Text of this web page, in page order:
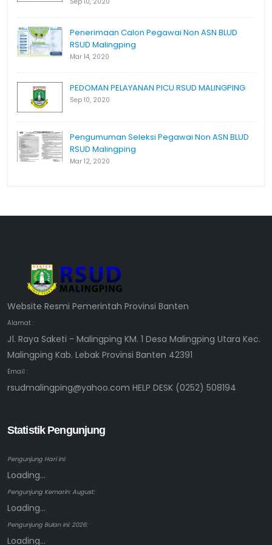
Penerimaan Calon Pegawai Non ASN BLUD
RSUD Malingping
Mar 14, 2020
PEDOMAN PELAYANAN PICU RSUD MALINGPING
Sep 10, 2020
Pengumuman Seleksi Pegawai Non ASN BLUD
RSUD Malingping
Mar 12, 2020
Website Resmi Pemerintah Provinsi Banten
Alamat :
Jl. Raya Saketi - Malingping KM. 1 Desa Malingping Utara Kec.
Malingping Kab. Lebak Provinsi Banten 42391
Email :
rsudmalingping@yahoo.com HELP DESK (0252) 508194
Statistik Pengunjung
Pengunjung Hari ini:
Loading...
Pengunjung Kemarin: August:
Loading...
Pengunjung Bulan ini: 2026:
Loading...